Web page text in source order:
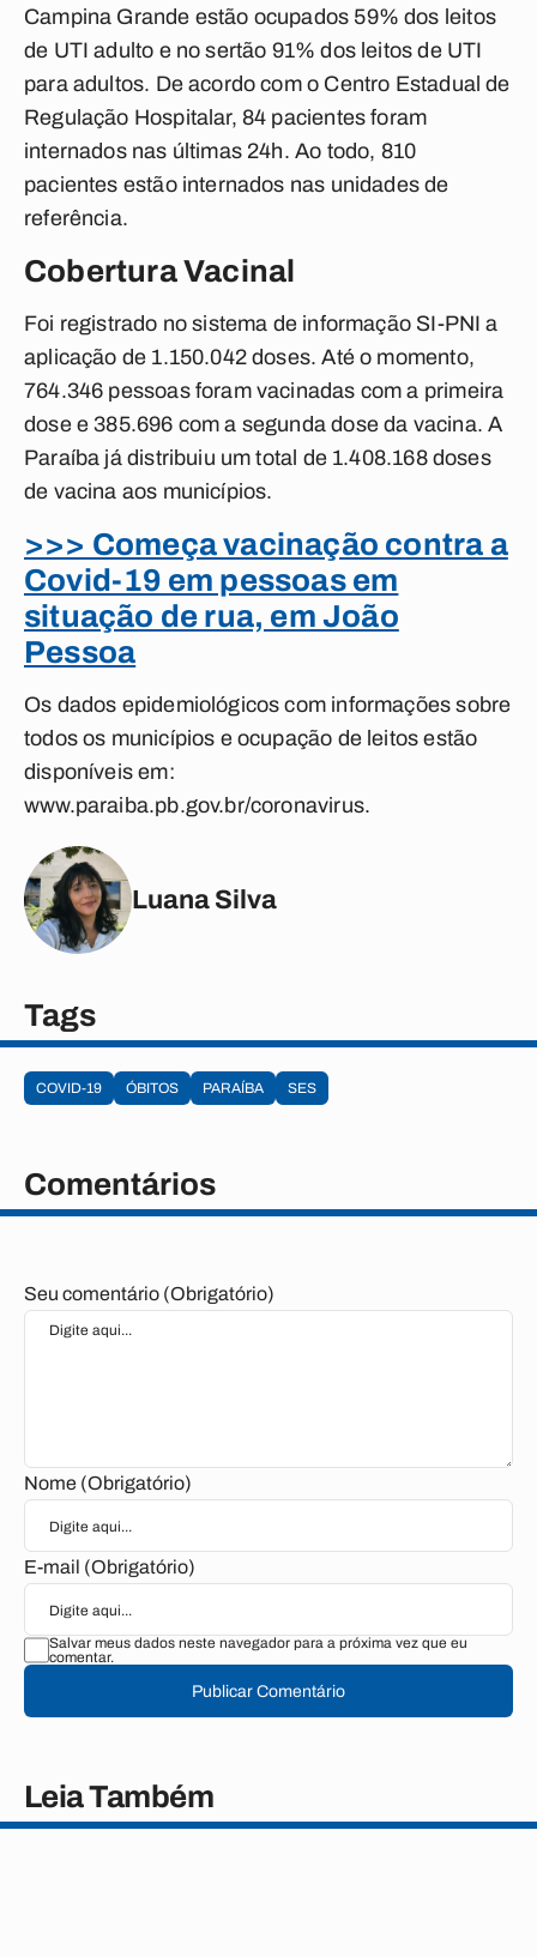
Campina Grande estão ocupados 59% dos leitos
de UTI adulto e no sertão 91% dos leitos de UTI
para adultos. De acordo com o Centro Estadual de
Regulação Hospitalar, 84 pacientes foram
internados nas últimas 24h. Ao todo, 810
pacientes estão internados nas unidades de
referência.
Cobertura Vacinal
Foi registrado no sistema de informação SI-PNI a
aplicação de 1.150.042 doses. Até o momento,
764.346 pessoas foram vacinadas com a primeira
dose e 385.696 com a segunda dose da vacina. A
Paraíba já distribuiu um total de 1.408.168 doses
de vacina aos municípios.
>>> Começa vacinação contra a
Covid-19 em pessoas em
situação de rua, em João
Pessoa
Os dados epidemiológicos com informações sobre
todos os municípios e ocupação de leitos estão
disponíveis em:
www.paraiba.pb.gov.br/coronavirus.
Luana Silva
Tags
COVID-19 ÓBITOS PARAÍBA SES
Comentários
Seu comentário (Obrigatório)
Nome (Obrigatório)
E-mail (Obrigatório)
Salvar meus dados neste navegador para a próxima vez que eu
comentar.
Publicar Comentário
Leia Também